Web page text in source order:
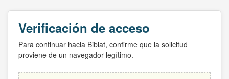
Verificación de acceso
Para continuar hacia Biblat, confirme que la solicitud
proviene de un navegador legítimo.